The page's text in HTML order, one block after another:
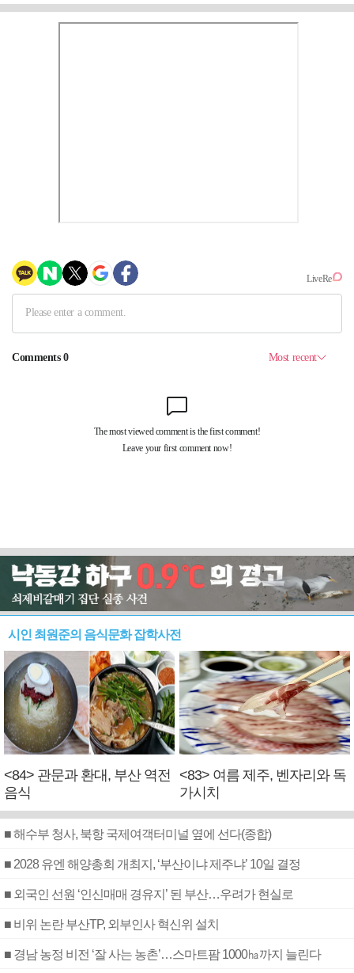
시인 최원준의 음식문화 잡학사전
<84> 관문과 환대, 부산 역전
음식
<83> 여름 제주, 벤자리와 독
가시치
■ 해수부 청사, 북항 국제여객터미널 옆에 선다(종합)
■ 2028 유엔 해양총회 개최지, ‘부산이냐 제주냐’ 10일 결정
■ 외국인 선원 ‘인신매매 경유지’ 된 부산…우려가 현실로
■ 비위 논란 부산TP, 외부인사 혁신위 설치
■ 경남 농정 비전 ‘잘 사는 농촌’…스마트팜 1000㏊까지 늘린다